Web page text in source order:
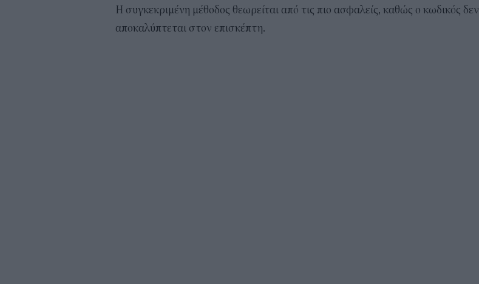
Η συγκεκριμένη μέθοδος θεωρείται από τις πιο ασφαλείς, καθώς ο κωδικός δεν
αποκαλύπτεται στον επισκέπτη.